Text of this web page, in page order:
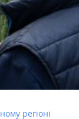
регіоні